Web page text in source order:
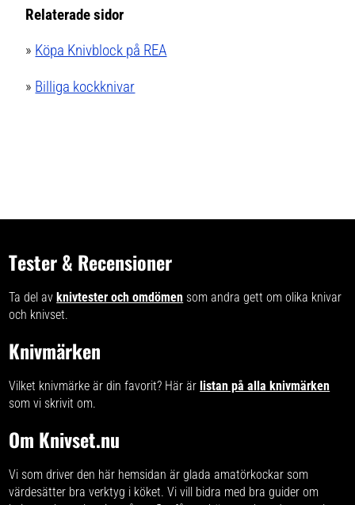
Relaterade sidor
» Köpa Knivblock på REA
» Billiga kockknivar
Tester & Recensioner
Ta del avknivtester och omdömen som andra gett om olika knivar
och knivset.
Knivmärken
Vilket knivmärke är din favorit? Här ärlistan på alla knivmärken
som vi skrivit om.
Om Knivset.nu
Vi som driver den här hemsidan är glada amatörkockar som
värdesätter bra verktyg i köket. Vi vill bidra med bra guider om